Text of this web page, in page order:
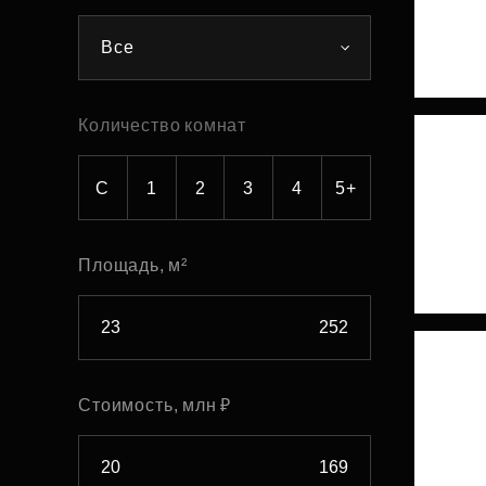
Все
Количество комнат
С 1 2 3 4 5+
Площадь, м²
Стоимость, млн ₽